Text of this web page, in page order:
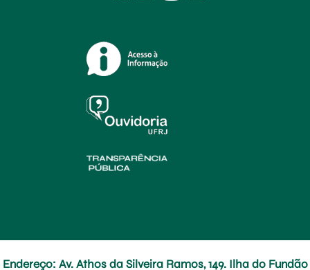
Endereço: Av. Athos da Silveira Ramos, 149. Ilha do Fundão